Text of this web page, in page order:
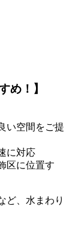
め！】
い空間をご提
に対応
区に位置す
ど、水まわり